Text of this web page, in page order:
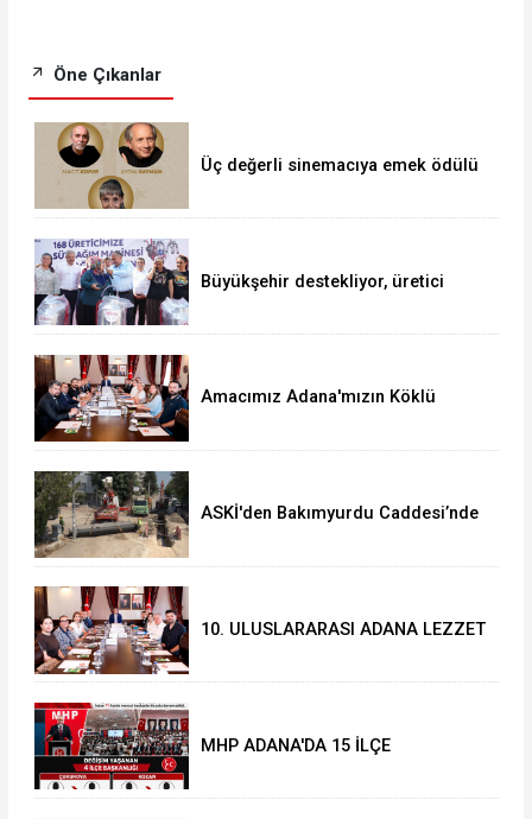
Öne Çıkanlar
Üç değerli sinemacıya emek ödülü
Büyükşehir destekliyor, üretici
Amacımız Adana'mızın Köklü
ASKİ'den Bakımyurdu Caddesi’nde
10. ULUSLARARASI ADANA LEZZET
MHP ADANA'DA 15 İLÇE